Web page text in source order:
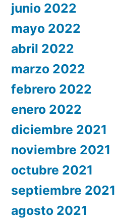
junio 2022
mayo 2022
abril 2022
marzo 2022
febrero 2022
enero 2022
diciembre 2021
noviembre 2021
octubre 2021
septiembre 2021
agosto 2021